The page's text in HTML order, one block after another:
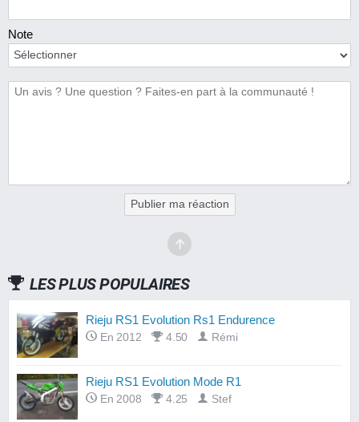
Note
Publier ma réaction
LES PLUS POPULAIRES
Rieju RS1 Evolution Rs1 Endurence
En 2012 4.50 Rémi
Rieju RS1 Evolution Mode R1
En 2008 4.25 Stef